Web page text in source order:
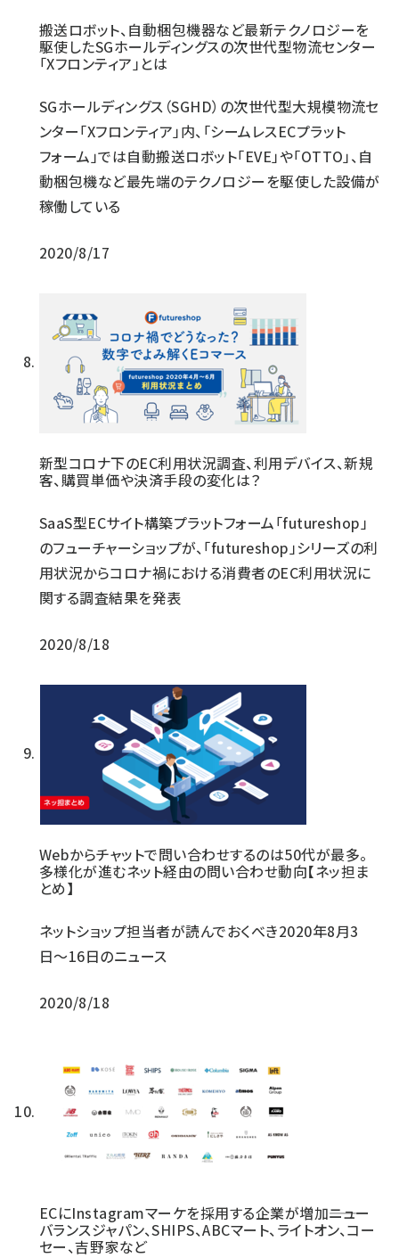
搬送ロボット、自動梱包機器など最新テクノロジーを
駆使したSGホールディングスの次世代型物流センター
「Xフロンティア」とは
SGホールディングス（SGHD）の次世代型大規模物流セ
ンター「Xフロンティア」内、「シームレスECプラット
フォーム」では自動搬送ロボット「EVE」や「OTTO」、自
動梱包機など最先端のテクノロジーを駆使した設備が
稼働している
2020/8/17
新型コロナ下のEC利用状況調査、利用デバイス、新規
客、購買単価や決済手段の変化は？
SaaS型ECサイト構築プラットフォーム「futureshop」
のフューチャーショップが、「futureshop」シリーズの利
用状況からコロナ禍における消費者のEC利用状況に
関する調査結果を発表
2020/8/18
Webからチャットで問い合わせするのは50代が最多。
多様化が進むネット経由の問い合わせ動向【ネッ担ま
とめ】
ネットショップ担当者が読んでおくべき2020年8月3
日〜16日のニュース
2020/8/18
ECにInstagramマーケを採用する企業が増加――ニュー
バランスジャパン、SHIPS、ABCマート、ライトオン、コー
セー、吉野家など